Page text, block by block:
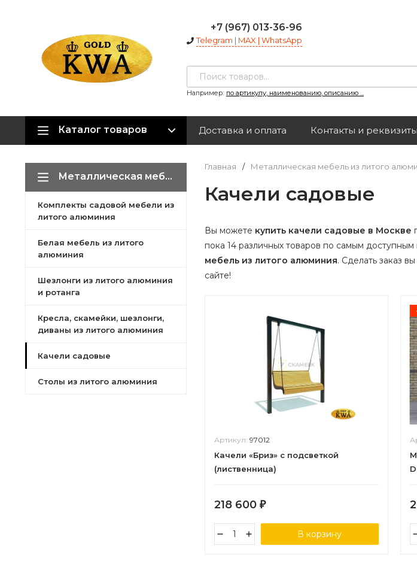
+7 (967) 013-36-96
Telegram | MAX | WhatsApp
Например: по артикулу, наименованию, описанию ...
Каталог товаров Доставка и оплата Контакты и реквизиты
Металлическая мебель из литого алюминия
Комплекты садовой мебели из
литого алюминия
Белая мебель из литого
алюминия
Шезлонги из литого алюминия
и ротанга
Кресла, скамейки, шезлонги,
диваны из литого алюминия
Качели садовые
Столы из литого алюминия
Главная / Металлическая мебель из литого
Качели садовые
Вы можете купить качели садовые в Москве
пока 14 различных товаров по самым
мебель из литого алюминия. Сделать заказ
сайте!
Артикул: 97012
Качели «Бриз» с подсветкой
(лиственница)
218 600 ₽
В корзину